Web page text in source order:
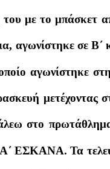
με το μπάσκετ
αγωνίστηκε σε
αγωνίστηκε
μετέχοντας
στο
ΕΣΚΑΝΑ. Τα